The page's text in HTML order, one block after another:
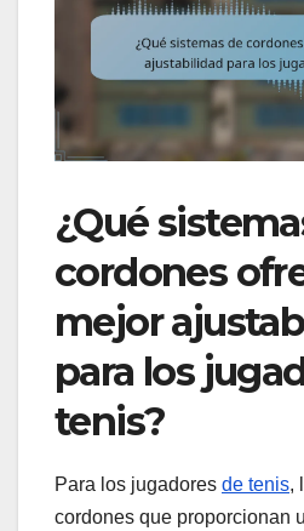
¿Qué
cordones
mejor
para los
tenis?
Para los jugadores de tenis,
cordones que proporcionan